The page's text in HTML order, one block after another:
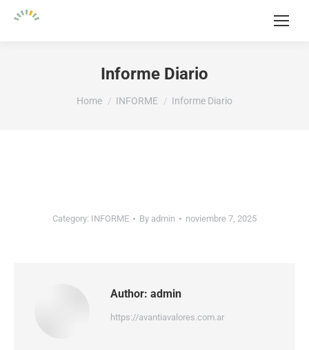
Informe Diario
You are here:
Home INFORME Informe Diario
Category: INFORME By admin noviembre 7, 2025
Author: admin
https://avantiavalores.com.ar